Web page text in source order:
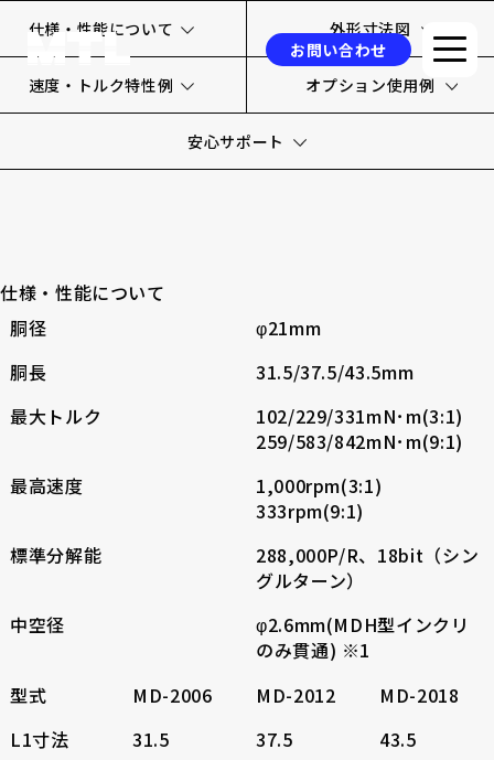
お問い合わせ
製品情報
採用事例
ニュース
コラム
お問い合わせ
お電話でのお問い合わせ
電話をかける
仕様・性能について 外形寸法図
速度・トルク特性例 オプション使用例
安心サポート
仕様・性能について
胴径
φ21mm
胴長
31.5/37.5/43.5mm
最大トルク
102/229/331mN･m(3:1)
259/583/842mN･m(9:1)
最高速度
1,000rpm(3:1)
333rpm(9:1)
標準分解能
288,000P/R、18bit（シン
グルターン）
中空径
φ2.6mm(MDH型インクリ
のみ貫通) ※1
型式
MD-2006 MD-2012
MD-2018
L1寸法
31.5 37.5
43.5